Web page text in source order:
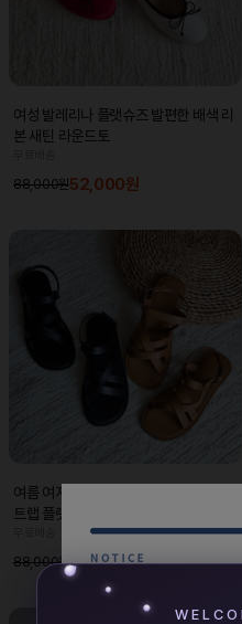
여성 발레리나 플랫슈즈 발편한 배색 리
본 새틴 라운드토
88,000원52,000원
여름 여자 천연가죽 샌들 발편한 버클 스
트랩 플랫
88,000원52,000원